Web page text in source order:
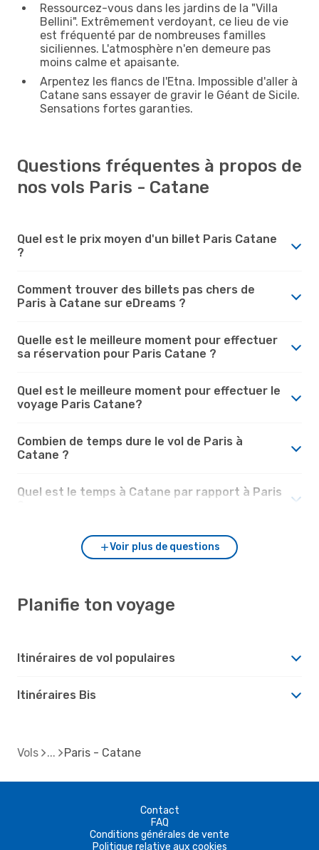
Ressourcez-vous dans les jardins de la "Villa
Bellini". Extrêmement verdoyant, ce lieu de vie
est fréquenté par de nombreuses familles
siciliennes. L'atmosphère n'en demeure pas
moins calme et apaisante.
Arpentez les flancs de l'Etna. Impossible d'aller à
Catane sans essayer de gravir le Géant de Sicile.
Sensations fortes garanties.
Questions fréquentes à propos de
nos vols Paris - Catane
Quel est le prix moyen d'un billet Paris Catane
?
Comment trouver des billets pas chers de
Paris à Catane sur eDreams ?
Quelle est le meilleure moment pour effectuer
sa réservation pour Paris Catane ?
Quel est le meilleure moment pour effectuer le
voyage Paris Catane?
Combien de temps dure le vol de Paris à
Catane ?
Quel est le temps à Catane par rapport à Paris
Voir plus de questions
Planifie ton voyage
Itinéraires de vol populaires
Itinéraires Bis
Vols Paris - Catane
Contact
FAQ
Conditions générales de vente
Politique relative aux cookies